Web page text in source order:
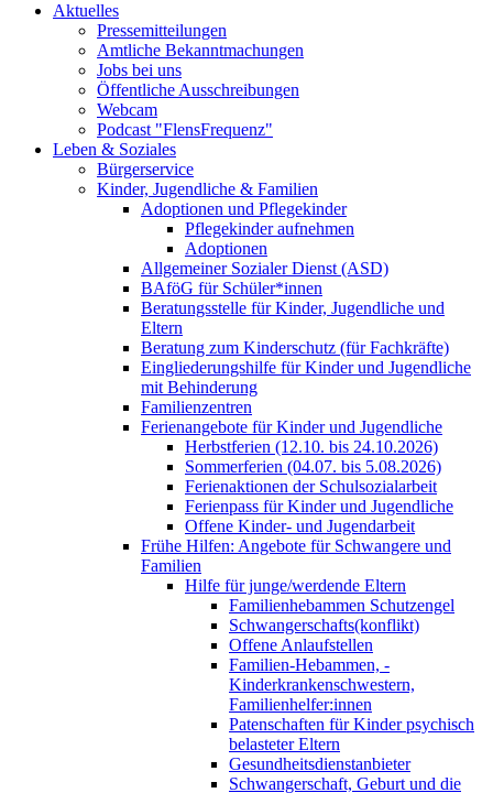
Aktuelles
Pressemitteilungen
Amtliche Bekanntmachungen
Jobs bei uns
Öffentliche Ausschreibungen
Webcam
Podcast "FlensFrequenz"
Leben & Soziales
Bürgerservice
Kinder, Jugendliche & Familien
Adoptionen und Pflegekinder
Pflegekinder aufnehmen
Adoptionen
Allgemeiner Sozialer Dienst (ASD)
BAföG für Schüler*innen
Beratungsstelle für Kinder, Jugendliche und
Eltern
Beratung zum Kinderschutz (für Fachkräfte)
Eingliederungshilfe für Kinder und Jugendliche
mit Behinderung
Familienzentren
Ferienangebote für Kinder und Jugendliche
Herbstferien (12.10. bis 24.10.2026)
Sommerferien (04.07. bis 5.08.2026)
Ferienaktionen der Schulsozialarbeit
Ferienpass für Kinder und Jugendliche
Offene Kinder- und Jugendarbeit
Frühe Hilfen: Angebote für Schwangere und
Familien
Hilfe für junge/werdende Eltern
Familienhebammen Schutzengel
Schwangerschafts(konflikt)
Offene Anlaufstellen
Familien-Hebammen, -
Kinderkrankenschwestern,
Familienhelfer:innen
Patenschaften für Kinder psychisch
belasteter Eltern
Gesundheitsdienstanbieter
Schwangerschaft, Geburt und die